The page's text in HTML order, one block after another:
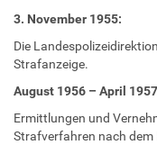
3. November 1955:
Die
Strafanzeige.
August 1956 – April
Ermittlungen und
Strafverfahren nach dem